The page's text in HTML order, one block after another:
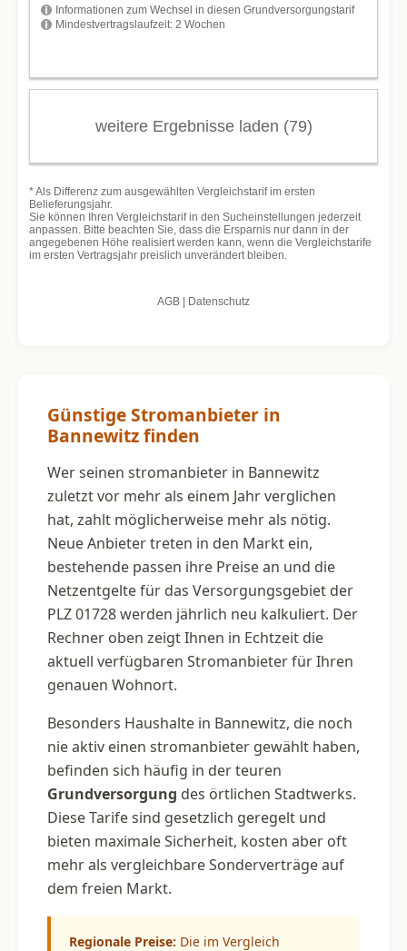
Günstige Stromanbieter in
Bannewitz finden
Wer seinen stromanbieter in Bannewitz
zuletzt vor mehr als einem Jahr verglichen
hat, zahlt möglicherweise mehr als nötig.
Neue Anbieter treten in den Markt ein,
bestehende passen ihre Preise an und die
Netzentgelte für das Versorgungsgebiet der
PLZ 01728 werden jährlich neu kalkuliert. Der
Rechner oben zeigt Ihnen in Echtzeit die
aktuell verfügbaren Stromanbieter für Ihren
genauen Wohnort.
Besonders Haushalte in Bannewitz, die noch
nie aktiv einen stromanbieter gewählt haben,
befinden sich häufig in der teuren
Grundversorgung des örtlichen Stadtwerks.
Diese Tarife sind gesetzlich geregelt und
bieten maximale Sicherheit, kosten aber oft
mehr als vergleichbare Sonderverträge auf
dem freien Markt.
Regionale Preise: Die im Vergleich